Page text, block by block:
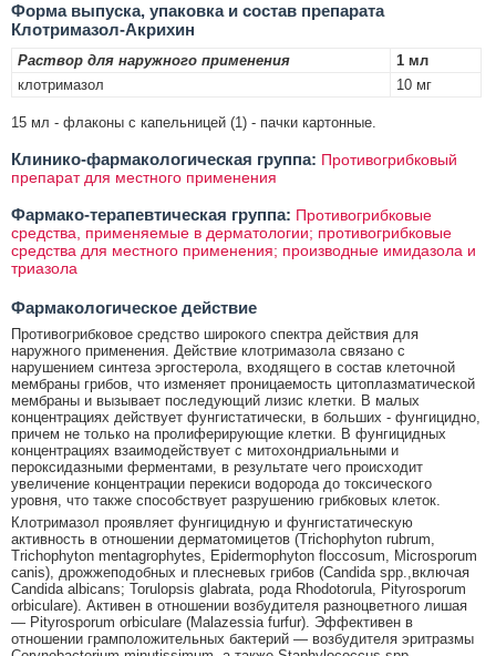
Форма выпуска, упаковка и состав препарата
Клотримазол-Акрихин
Раствор для наружного применения
1 мл
клотримазол
10 мг
15 мл - флаконы с капельницей (1) - пачки картонные.
Клинико-фармакологическая группа: Противогрибковый
препарат для местного применения
Фармако-терапевтическая группа: Противогрибковые
средства, применяемые в дерматологии; противогрибковые
средства для местного применения; производные имидазола и
триазола
Фармакологическое действие
Противогрибковое средство широкого спектра действия для
наружного применения. Действие клотримазола связано с
нарушением синтеза эргостерола, входящего в состав клеточной
мембраны грибов, что изменяет проницаемость цитоплазматической
мембраны и вызывает последующий лизис клетки. В малых
концентрациях действует фунгистатически, в больших - фунгицидно,
причем не только на пролиферирующие клетки. В фунгицидных
концентрациях взаимодействует с митохондриальными и
пероксидазными ферментами, в результате чего происходит
увеличение концентрации перекиси водорода до токсического
уровня, что также способствует разрушению грибковых клеток.
Клотримазол проявляет фунгицидную и фунгистатическую
активность в отношении дерматомицетов (Trichophyton rubrum,
Trichophyton mentagrophytes, Epidermophyton floccosum, Microsporum
canis), дрожжеподобных и плесневых грибов (Candida spp.,включая
Candida albicans; Torulopsis glabrata, рода Rhodotorula, Pityrosporum
orbiculare). Активен в отношении возбудителя разноцветного лишая
— Pityrosporum orbiculare (Malazessia furfur). Эффективен в
отношении грамположительных бактерий — возбудителя эритразмы